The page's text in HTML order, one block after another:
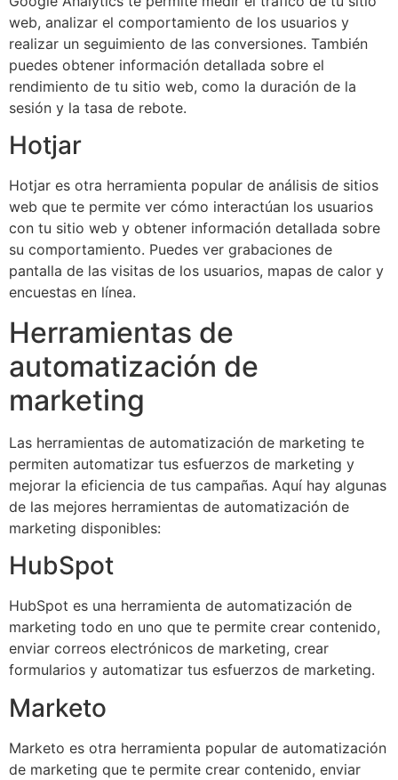
web, analizar el comportamiento de los usuarios y
realizar un seguimiento de las conversiones. También
puedes obtener información detallada sobre el
rendimiento de tu sitio web, como la duración de la
sesión y la tasa de rebote.
Hotjar
Hotjar es otra herramienta popular de análisis de sitios
web que te permite ver cómo interactúan los usuarios
con tu sitio web y obtener información detallada sobre
su comportamiento. Puedes ver grabaciones de
pantalla de las visitas de los usuarios, mapas de calor y
encuestas en línea.
Herramientas de
automatización de
marketing
Las herramientas de automatización de marketing te
permiten automatizar tus esfuerzos de marketing y
mejorar la eficiencia de tus campañas. Aquí hay algunas
de las mejores herramientas de automatización de
marketing disponibles:
HubSpot
HubSpot es una herramienta de automatización de
marketing todo en uno que te permite crear contenido,
enviar correos electrónicos de marketing, crear
formularios y automatizar tus esfuerzos de marketing.
Marketo
Marketo es otra herramienta popular de automatización
de marketing que te permite crear contenido, enviar